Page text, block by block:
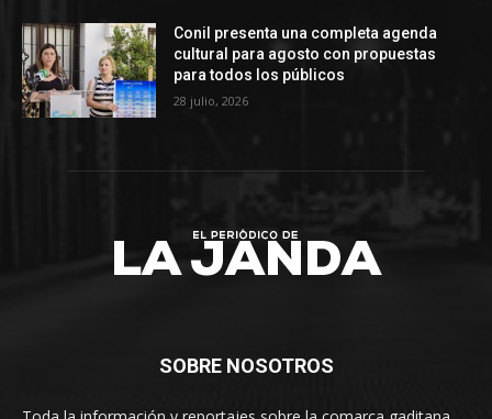
Conil presenta una completa agenda
cultural para agosto con propuestas
para todos los públicos
28 julio, 2026
SOBRE NOSOTROS